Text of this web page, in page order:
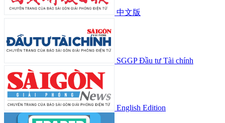
中文版
SGGP Đầu tư Tài chính
English Edition